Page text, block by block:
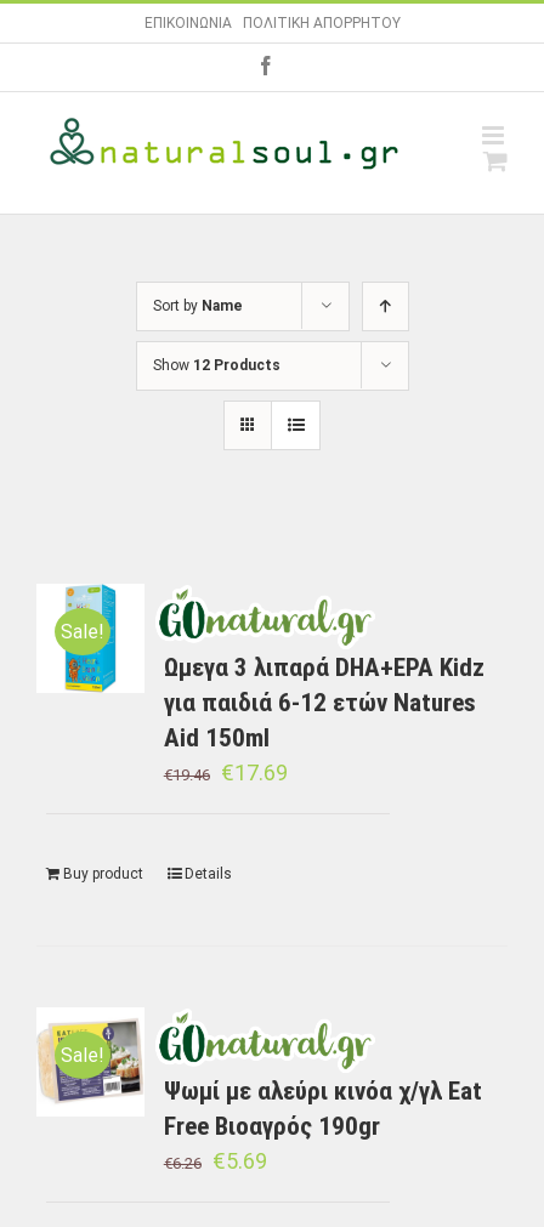
to
ΕΠΙΚΟΙΝΩΝΙΑ| ΠΟΛΙΤΙΚΗ ΑΠΟΡΡΗΤΟΥ
Sort by Name
Show 12 Products
Sale!
Ωμεγα 3 λιπαρά DHA+EPA Kidz
για παιδιά 6-12 ετών Natures
Aid 150ml
€19.46 €17.69
Buy product Details
Sale!
Ψωμί με αλεύρι κινόα χ/γλ Eat
Free Βιοαγρός 190gr
€6.26 €5.69